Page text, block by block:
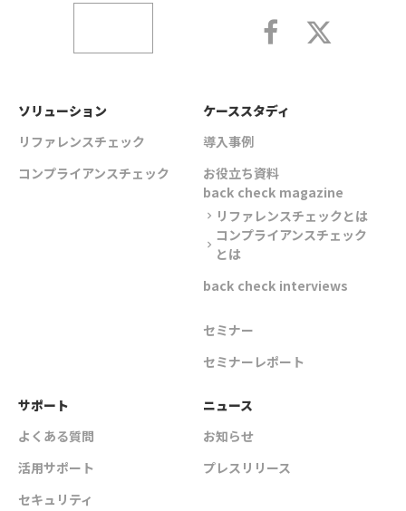
ソリューション
リファレンスチェック
コンプライアンスチェック
ケーススタディ
導入事例
お役立ち資料
back check magazine
chevron_right リファレンスチェックとは
chevron_right
コンプライアンスチェック
とは
back check interviews
セミナー
セミナーレポート
サポート
よくある質問
活用サポート
セキュリティ
ニュース
お知らせ
プレスリリース